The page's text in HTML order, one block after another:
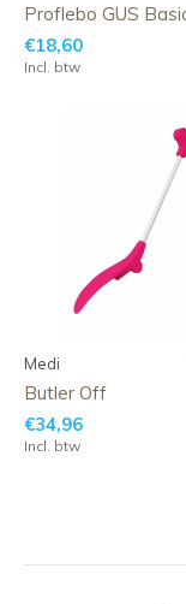
Proflebo GUS
€18,60
Incl. btw
Medi
Butler Off
€34,96
Incl. btw